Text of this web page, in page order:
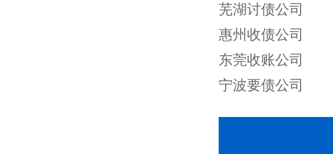
芜湖讨债公司
惠州收债公司
东莞收账公司
宁波要债公司